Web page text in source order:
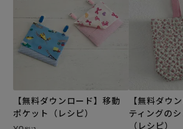
【無料ダウンロード】移動
ポケット（レシピ）
【無料ダウ
ティングの
（レシピ）